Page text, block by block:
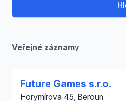
Veřejné záznamy
Future Games s.r.o.
Horymírova 45, Beroun